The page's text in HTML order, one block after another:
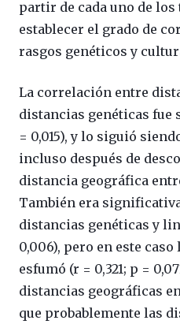
partir de cada uno de
establecer el grado de
rasgos genéticos y
La correlación entre
distancias genéticas fue
= 0,015), y lo siguió
incluso después de
distancia geográfica
También era
distancias genéticas y
0,006), pero en este
esfumó (r = 0,321; p =
distancias geográficas
que probablemente las